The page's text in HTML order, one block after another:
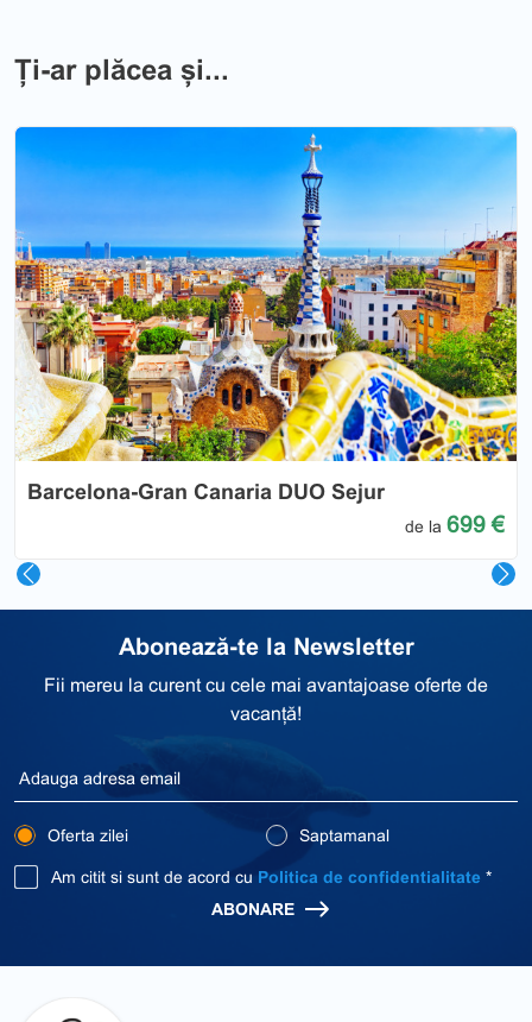
Ți-ar plăcea și...
Barcelona-Gran Canaria DUO Sejur
de la 699 €
Previous
Abonează-te la Newsletter
Fii mereu la curent cu cele mai avantajoase oferte de
vacanță!
Oferta zilei Saptamanal
Am citit si sunt de acord cu Politica de confidentialitate *
ABONARE